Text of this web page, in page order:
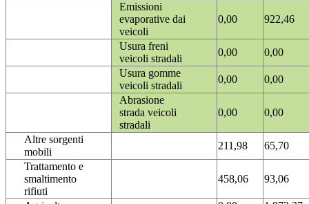
Emissioni
evaporative dai
veicoli
0,00 922,46
Usura freni
veicoli stradali
0,00
0,00
Usura gomme
veicoli stradali
0,00
0,00
Abrasione
strada veicoli
stradali
0,00 0,00
Altre sorgenti
mobili
211,98
65,70
Trattamento e
smaltimento
rifiuti
458,06 93,06